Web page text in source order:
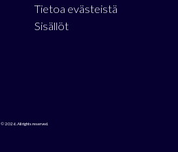
Tietoa evästeistä
Sisällöt
© 2026. All rights reserved.